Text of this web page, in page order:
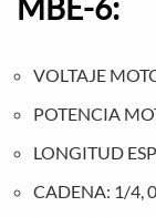
VOLTAJE
POTENCIA
LONGITUD
CADENA: 1/4,